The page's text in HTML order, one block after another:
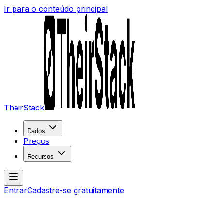
Ir para o conteúdo principal
TheirStack
Dados
Preços
Recursos
EntrarCadastre-se gratuitamente